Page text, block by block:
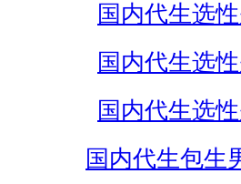
国内代生选
国内代生选
国内代生选
国内代生包生